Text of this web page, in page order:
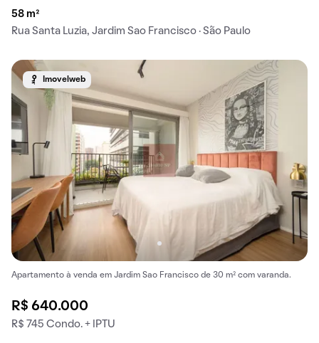
58 m²
Rua Santa Luzia, Jardim Sao Francisco · São Paulo
Imovelweb
Apartamento à venda em Jardim Sao Francisco de 30 m² com varanda.
R$ 640.000
R$ 745 Condo. + IPTU